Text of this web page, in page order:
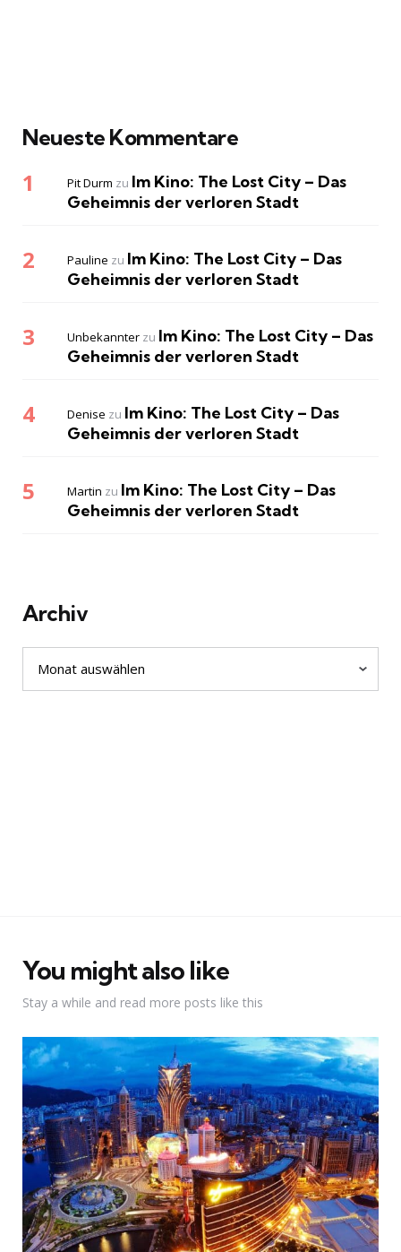
Neueste Kommentare
Pit Durm zu Im Kino: The Lost City – Das
Geheimnis der verloren Stadt
Pauline zu Im Kino: The Lost City – Das
Geheimnis der verloren Stadt
Unbekannter zu Im Kino: The Lost City – Das
Geheimnis der verloren Stadt
Denise zu Im Kino: The Lost City – Das
Geheimnis der verloren Stadt
Martin zu Im Kino: The Lost City – Das
Geheimnis der verloren Stadt
Archiv
You might also like
Stay a while and read more posts like this